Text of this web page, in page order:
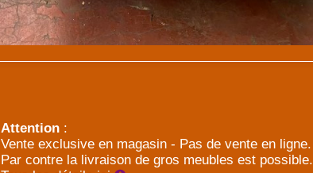
Attention :
Vente exclusive en magasin - Pas de vente en ligne.
Par contre la livraison de gros meubles est possible.